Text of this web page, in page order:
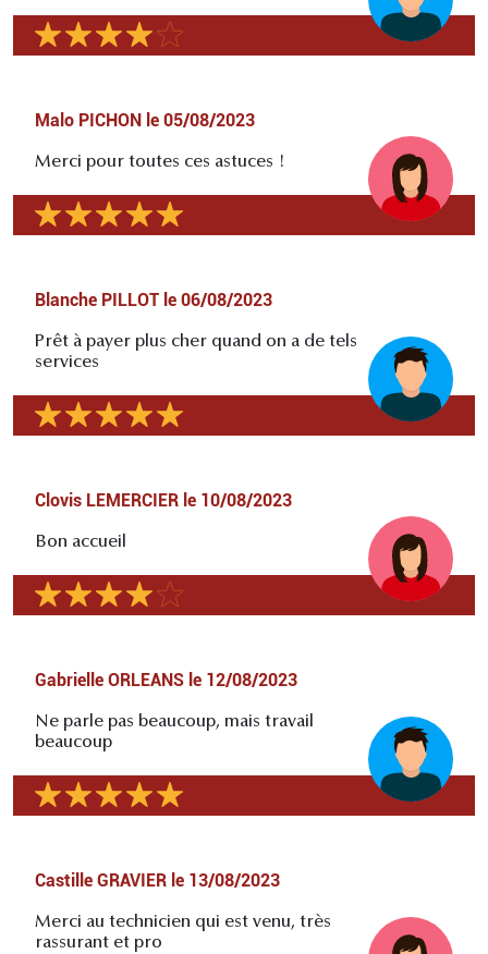
Malo PICHON le 05/08/2023
Merci pour toutes ces astuces !
Blanche PILLOT le 06/08/2023
Prêt à payer plus cher quand on a de tels
services
Clovis LEMERCIER le 10/08/2023
Bon accueil
Gabrielle ORLEANS le 12/08/2023
Ne parle pas beaucoup, mais travail
beaucoup
Castille GRAVIER le 13/08/2023
Merci au technicien qui est venu, très
rassurant et pro